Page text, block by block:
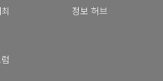
정보 허브